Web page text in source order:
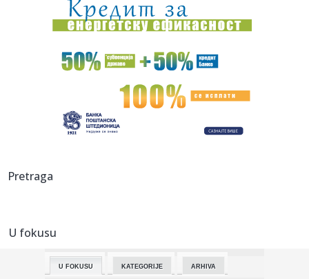
09:16:Шпанија од данас уводи привремене ...
09:14:DNEVNI KVIZ: Deset pitanja - pravo osveženje
PREOKRET U NAPOLIJU: Milinković-Savić više nije siguran,
09:09:Amerika objavila nove snimke NLO-a
svako
09:09:
09:08: АМСС: На граничном прелазу ...
Pretraga
U fokusu
U FOKUSU KATEGORIJE ARHIVA